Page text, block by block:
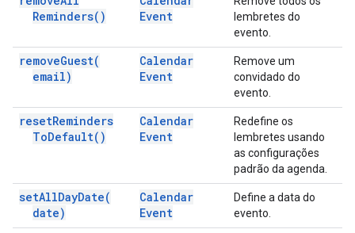
Reminders( )
Event
lembretes do
evento.
removeGuest(
email)
Calendar
Event
Remove um
convidado do
evento.
resetReminders
ToDefault( )
Calendar
Event
Redefine os
lembretes usando
as configurações
padrão da agenda.
setAllDayDate(
date)
Calendar
Event
Define a data do
evento.